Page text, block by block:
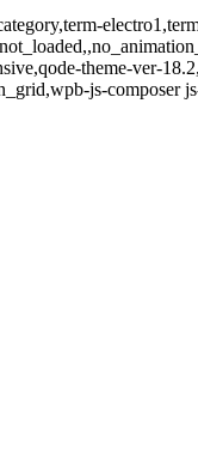
theme-ver-
js-composer